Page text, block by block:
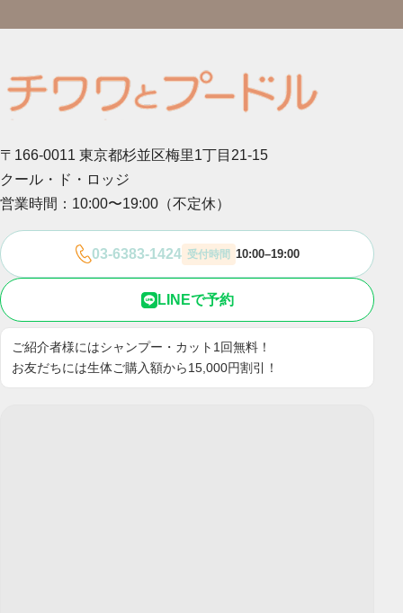
〒166-0011 東京都杉並区梅里1丁目21-15
クール・ド・ロッジ
営業時間：10:00〜19:00（不定休）
03-6383-1424 受付時間 10:00–19:00
LINEで予約
ご紹介者様にはシャンプー・カット1回無料！
お友だちには生体ご購入額から15,000円割引！